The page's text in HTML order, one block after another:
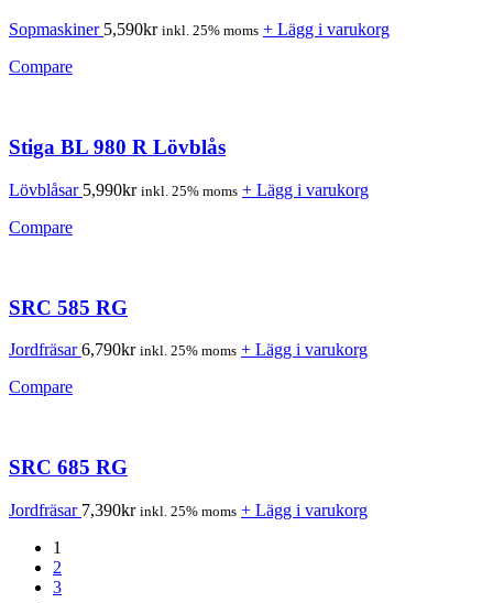
Sopmaskiner 5,590kr inkl. 25% moms + Lägg i varukorg
Compare
Stiga BL 980 R Lövblås
Lövblåsar 5,990kr inkl. 25% moms + Lägg i varukorg
Compare
SRC 585 RG
Jordfräsar6,790kr inkl. 25% moms + Lägg i varukorg
Compare
SRC 685 RG
Jordfräsar 7,390kr inkl. 25% moms + Lägg i varukorg
1
2
3